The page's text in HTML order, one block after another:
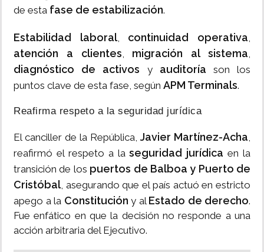
de esta fase de estabilización.
Estabilidad laboral, continuidad operativa,
atención a clientes, migración al sistema,
diagnóstico de activos y auditoría son los
puntos clave de esta fase, según APM Terminals.
Reafirma respeto a la seguridad jurídica
El canciller de la República, Javier Martínez-Acha,
reafirmó el respeto a laseguridad jurídica en la
transición de los puertos de Balboa y Puerto de
Cristóbal, asegurando que el país actuó en estricto
apego a la Constitución y al Estado de derecho.
Fue enfático en que la decisión no responde a una
acción arbitraria del Ejecutivo.